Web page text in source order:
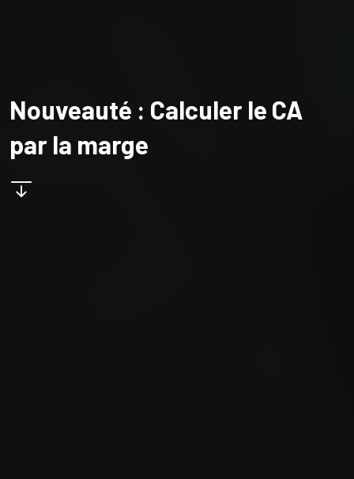
Nouveauté : Calculer le CA
par la marge